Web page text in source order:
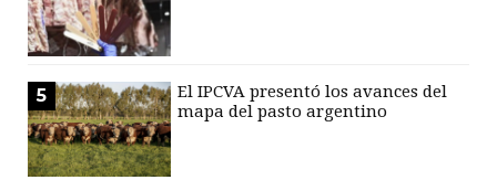
5
El IPCVA presentó los avances del
mapa del pasto argentino